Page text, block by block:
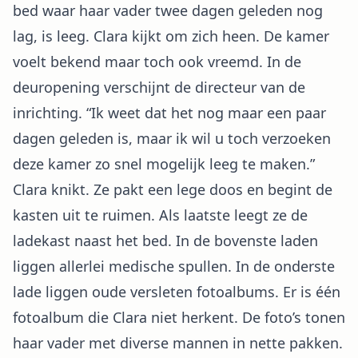
bed waar haar vader twee dagen geleden nog
lag, is leeg. Clara kijkt om zich heen. De kamer
voelt bekend maar toch ook vreemd. In de
deuropening verschijnt de directeur van de
inrichting. “Ik weet dat het nog maar een paar
dagen geleden is, maar ik wil u toch verzoeken
deze kamer zo snel mogelijk leeg te maken.”
Clara knikt. Ze pakt een lege doos en begint de
kasten uit te ruimen. Als laatste leegt ze de
ladekast naast het bed. In de bovenste laden
liggen allerlei medische spullen. In de onderste
lade liggen oude versleten fotoalbums. Er is één
fotoalbum die Clara niet herkent. De foto’s tonen
haar vader met diverse mannen in nette pakken.